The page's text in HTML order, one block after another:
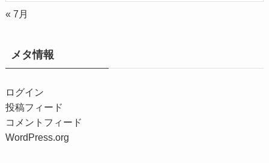
« 7月
メタ情報
ログイン
投稿フィード
コメントフィード
WordPress.org